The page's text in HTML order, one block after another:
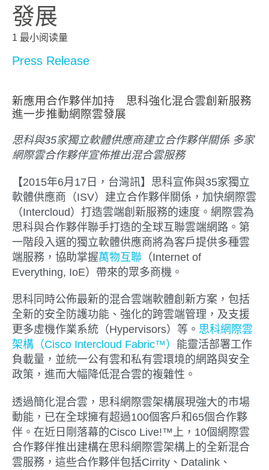
發展
1 最小阅读量
Press Release
新應用合作夥伴加持 思科強化混合雲創新服務
進一步推動網際雲發展
思科與35家獨立軟體供應商建立合作夥伴關係 多家
網際雲合作夥伴宣佈推出混合雲服務
【2015年6月17日，台灣訊】 思科宣佈與35家獨立
軟體供應商（ISV）建立合作夥伴關係，加快網際雲
（Intercloud）打造雲端創新服務的速度。網際雲為
思科與合作夥伴聯手打造的全球互聯雲端網路。第
一階段入選的獨立軟體供應商將為客戶提供多種雲
端服務，協助掌握萬物互聯 （Internet of
Everything, IoE）帶來的眾多商機。
思科同時公佈最新的混合雲端軟體創新方案，包括
全新的安全防護功能、強化的跨雲端管理，及支援
更多虛機作業系統（Hypervisors）等。 思科網際雲
架構（Cisco Intercloud Fabric™） 能靈活部署工作
負載量，並統一公有雲和私有雲環境的網路與安全
政策，進而大幅降低混合雲的複雜性。
透過簡化混合雲，思科網際雲架構展現強大的市場
動能，已在全球擁有超過100個客戶和65個合作夥
伴。在近日剛落幕的Cisco Live!™上，10個網際雲
合作夥伴推出建構在思科網際雲架構上的全新混合
雲服務，這些合作夥伴包括Cirrity、Datalink、